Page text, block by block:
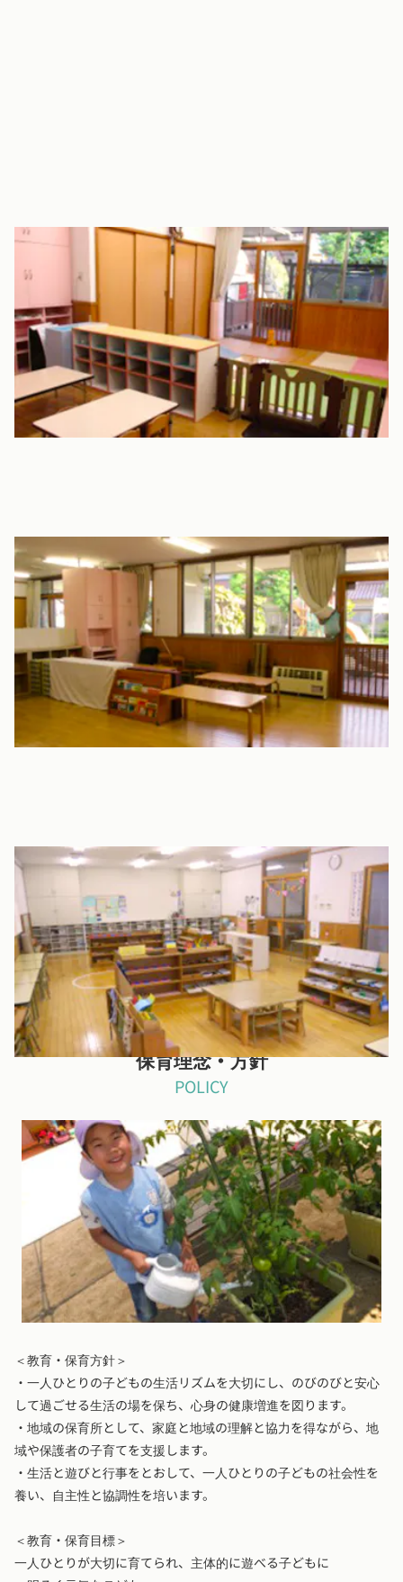
0～1歳児のお部屋です。
2歳児室
2歳児のお部屋です。
3〜5歳児室
モンテッソーリ教育の教具が充実しています。
保育理念・方針
POLICY
＜教育・保育方針＞
・一人ひとりの子どもの生活リズムを大切にし、のびのびと安心
して過ごせる生活の場を保ち、心身の健康増進を図ります。
・地域の保育所として、家庭と地域の理解と協力を得ながら、地
域や保護者の子育てを支援します。
・生活と遊びと行事をとおして、一人ひとりの子どもの社会性を
養い、自主性と協調性を培います。
＜教育・保育目標＞
一人ひとりが大切に育てられ、主体的に遊べる子どもに